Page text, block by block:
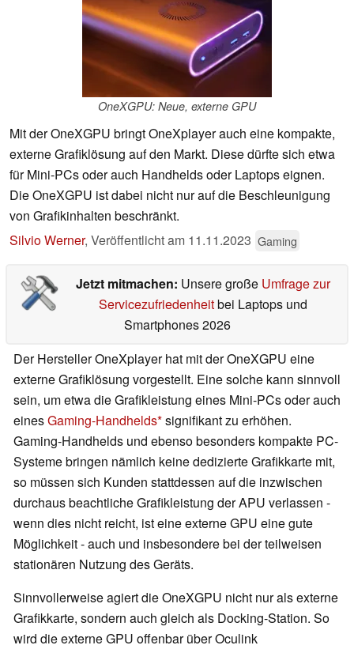
OneXGPU: Neue, externe GPU
Mit der OneXGPU bringt OneXplayer auch eine kompakte,
externe Grafiklösung auf den Markt. Diese dürfte sich etwa
für Mini-PCs oder auch Handhelds oder Laptops eignen.
Die OneXGPU ist dabei nicht nur auf die Beschleunigung
von Grafikinhalten beschränkt.
Silvio Werner, Veröffentlicht am 11.11.2023 Gaming
Jetzt mitmachen: Unsere große Umfrage zur
Servicezufriedenheitbei Laptops und
Smartphones 2026
Der Hersteller OneXplayer hat mit der OneXGPU eine
externe Grafiklösung vorgestellt. Eine solche kann sinnvoll
sein, um etwa die Grafikleistung eines Mini-PCs oder auch
einesGaming-Handhelds signifikant zu erhöhen.
Gaming-Handhelds und ebenso besonders kompakte PC-
Systeme bringen nämlich keine dedizierte Grafikkarte mit,
so müssen sich Kunden stattdessen auf die inzwischen
durchaus beachtliche Grafikleistung der APU verlassen -
wenn dies nicht reicht, ist eine externe GPU eine gute
Möglichkeit - auch und insbesondere bei der teilweisen
stationären Nutzung des Geräts.
Sinnvollerweise agiert die OneXGPU nicht nur als externe
Grafikkarte, sondern auch gleich als Docking-Station. So
wird die externe GPU offenbar über Oculink